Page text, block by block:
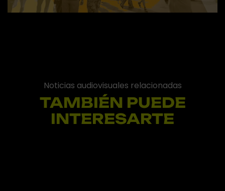
Noticias audiovisuales relacionadas
TAMBIÉN PUEDE
INTERESARTE